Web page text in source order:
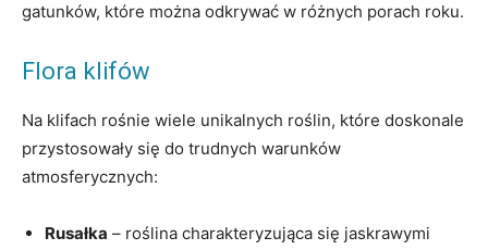
gatunków, które można odkrywać w różnych porach roku.
Flora klifów
Na klifach rośnie wiele unikalnych roślin, które doskonale
przystosowały się do trudnych warunków
atmosferycznych:
Rusałka – roślina charakteryzująca się jaskrawymi